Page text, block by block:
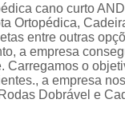
cano curto
Ortopédica,
entre outras
a empresa
Carregamos o
a empresa
Dobrável e